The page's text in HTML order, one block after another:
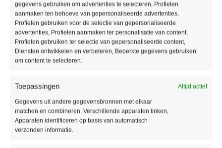
gegevens gebruiken om advertenties te selecteren, Profielen
aanmaken ten behoeve van gepersonaliseerde advertenties,
Profielen gebruiken voor de selectie van gepersonaliseerde
advertenties, Profielen aanmaken ter personalisatie van content,
Profielen gebruiken ter selectie van gepersonaliseerde content,
Diensten ontwikkelen en verbeteren, Beperkte gegevens gebruiken
om content te selecteren.
Toepassingen Altijd actief
Gegevens uit andere gegevensbronnen met elkaar
matchen en combineren, Verschillende apparaten linken,
Apparaten identificeren op basis van automatisch
verzonden informatie.
Greige Eikenis dé vloer die stijl en comfort combineert. Deze
prachtige visgraatvloer brengt grijs, bruin en beige samen in
een tijdloze greige tint die in elk interieur past. Van een
moderne woning tot een landelijk ingericht huis: overal komt hij
volledig tot zijn recht. Dankzij het realistische design en de
profiteert van alle voordelen van een hoogwaardige
Floer Visgraat Click PVC – Greige Eiken
vloer leggen